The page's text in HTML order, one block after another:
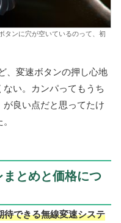
タンに穴が空いているのって、初
、変速ボタンの押し心地
い。カンパってもうち
良い点だと思ってたけ
とめと価格につ
待できる無線変速システ